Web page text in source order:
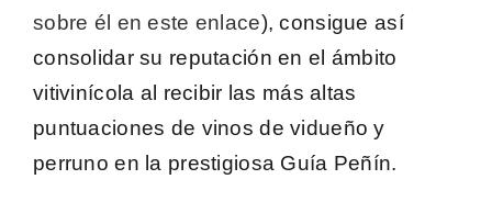
sobre él en este enlace), consigue así
consolidar su reputación en el ámbito
vitivinícola al recibir las más altas
puntuaciones de vinos devidueño y
perruno en la prestigiosa Guía Peñín.